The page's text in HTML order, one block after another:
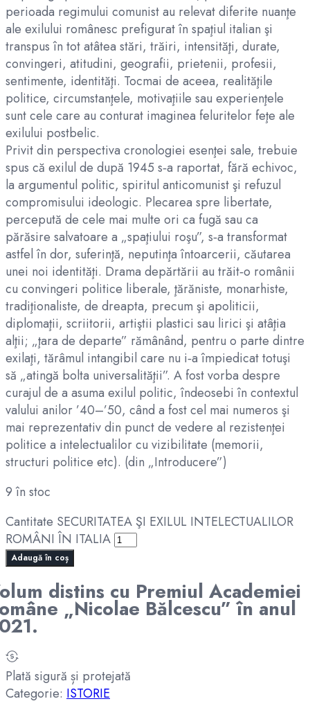
perioada regimului comunist au relevat diferite nuanţe
ale exilului românesc prefigurat în spaţiul italian şi
transpus în tot atâtea stări, trăiri, intensităţi, durate,
convingeri, atitudini, geografii, prietenii, profesii,
sentimente, identităţi. Tocmai de aceea, realităţile
politice, circumstanţele, motivaţiile sau experienţele
sunt cele care au conturat imaginea feluritelor feţe ale
exilului postbelic.
Privit din perspectiva cronologiei esenţei sale, trebuie
spus că exilul de după 1945 s‑a raportat, fără echivoc,
la argumentul politic, spiritul anticomunist şi refuzul
compromisului ideologic. Plecarea spre libertate,
percepută de cele mai multe ori ca fugă sau ca
părăsire salvatoare a „spaţiului roşu”, s‑a transformat
astfel în dor, suferinţă, neputinţa întoarcerii, căutarea
unei noi identităţi. Drama depărtării au trăit‑o românii
cu convingeri politice liberale, ţărăniste, monarhiste,
tradiţionaliste, de dreapta, precum şi apoliticii,
diplomaţii, scriitorii, artiştii plastici sau lirici şi atâţia
alţii; „ţara de departe” rămânând, pentru o parte dintre
exilaţi, tărâmul intangibil care nu i‑a împiedicat totuşi
să „atingă bolta universalităţii”. A fost vorba despre
curajul de a asuma exilul politic, îndeosebi în contextul
valului anilor ’40–’50, când a fost cel mai numeros şi
mai reprezentativ din punct de vedere al rezistenţei
politice a intelectualilor cu vizibilitate (memorii,
structuri politice etc). (din „Introducere”)
9 în stoc
Cantitate SECURITATEA ŞI EXILUL INTELECTUALILOR
ROMÂNI ÎN ITALIA
Adaugă în coș
distins cu Premiul Academiei
„Nicolae Bălcescu” în anul
Plată sigură și protejată
Categorie: ISTORIE